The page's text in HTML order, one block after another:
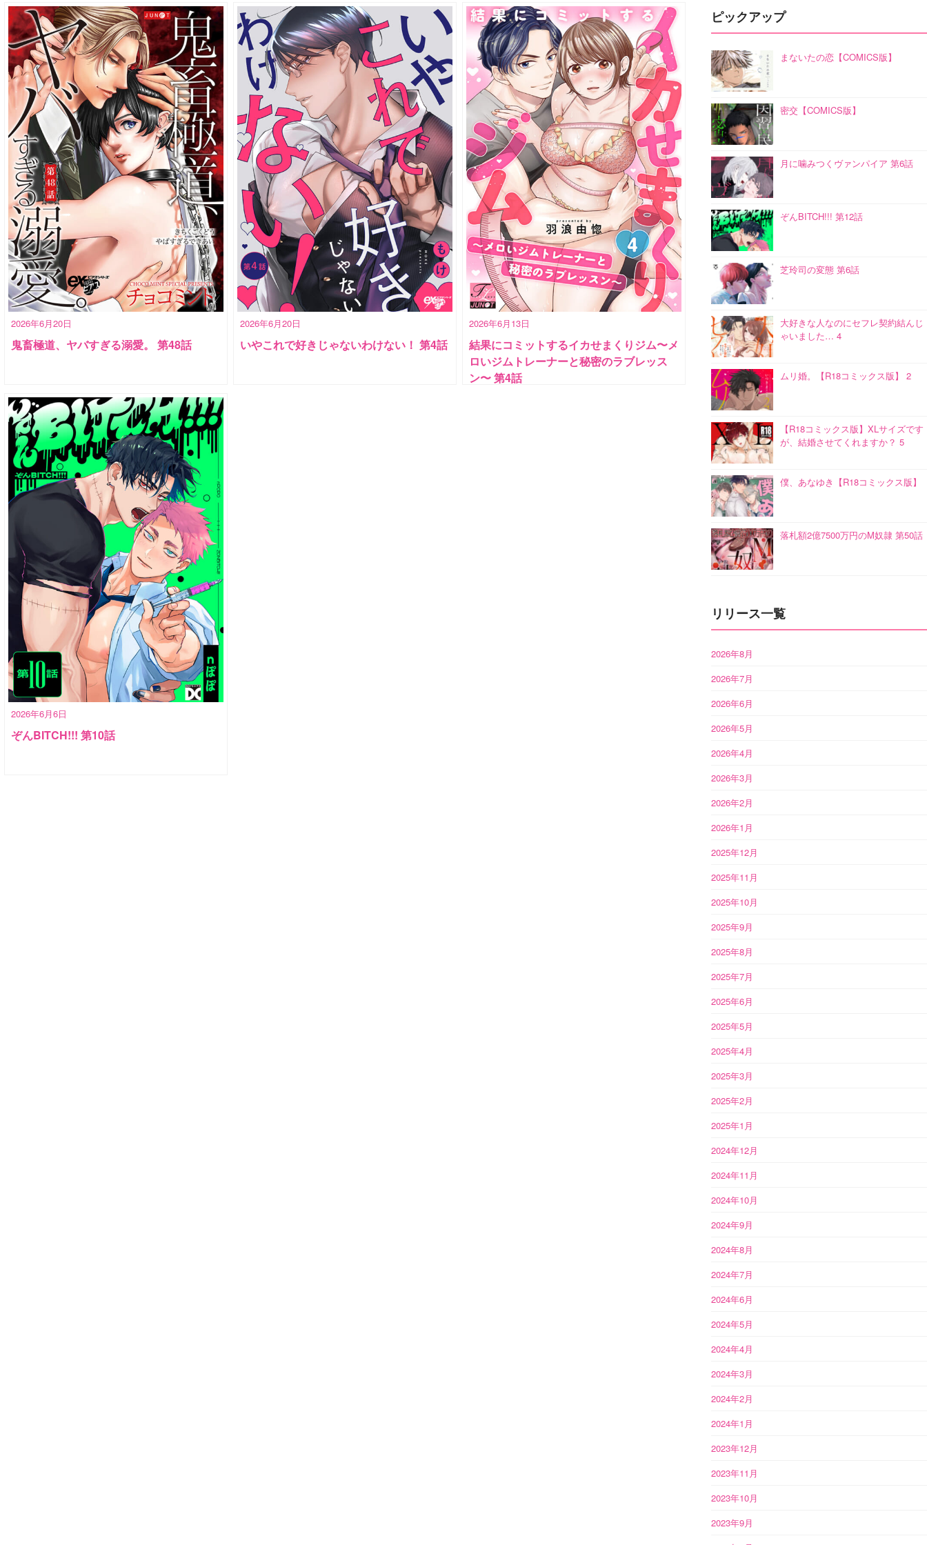
2026年6月20日
鬼畜極道、ヤバすぎる溺愛。 第48話
2026年6月20日
いやこれで好きじゃないわけない！ 第4話
2026年6月13日
結果にコミットするイカせまくりジム〜メ
ロいジムトレーナーと秘密のラブレッス
ン〜 第4話
2026年6月6日
ぞんBITCH!!! 第10話
ピックアップ
まないたの恋【COMICS版】
密交【COMICS版】
月に噛みつくヴァンパイア 第6話
ぞんBITCH!!! 第12話
芝玲司の変態 第6話
大好きな人なのにセフレ契約結んじ
ゃいました… 4
ムリ婚。【R18コミックス版】 2
【R18コミックス版】XLサイズです
が、結婚させてくれますか？ 5
僕、あなゆき【R18コミックス版】
落札額2億7500万円のM奴隷 第50話
リリース一覧
2026年8月
2026年7月
2026年6月
2026年5月
2026年4月
2026年3月
2026年2月
2026年1月
2025年12月
2025年11月
2025年10月
2025年9月
2025年8月
2025年7月
2025年6月
2025年5月
2025年4月
2025年3月
2025年2月
2025年1月
2024年12月
2024年11月
2024年10月
2024年9月
2024年8月
2024年7月
2024年6月
2024年5月
2024年4月
2024年3月
2024年2月
2024年1月
2023年12月
2023年11月
2023年10月
2023年9月